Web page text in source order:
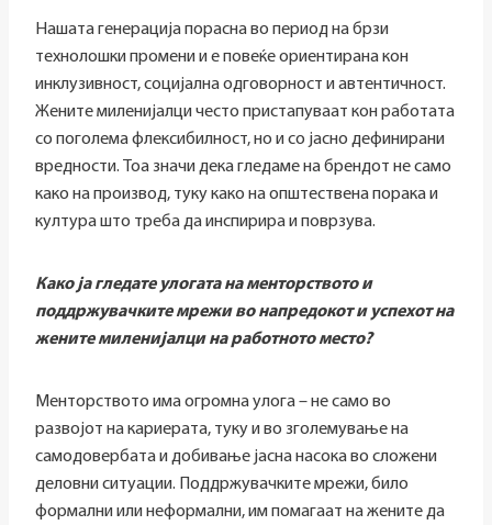
Нашата генерација порасна во период на брзи
технолошки промени и е повеќе ориентирана кон
инклузивност, социјална одговорност и автентичност.
Жените миленијалци често пристапуваат кон работата
со поголема флексибилност, но и со јасно дефинирани
вредности. Тоа значи дека гледаме на брендот не само
како на производ, туку како на општествена порака и
култура што треба да инспирира и поврзува.
Како ја гледате улогата на менторството и
поддржувачките мрежи во напредокот и успехот на
жените миленијалци на работното место?
Менторството има огромна улога – не само во
развојот на кариерата, туку и во зголемување на
самодовербата и добивање јасна насока во сложени
деловни ситуации. Поддржувачките мрежи, било
формални или неформални, им помагаат на жените да